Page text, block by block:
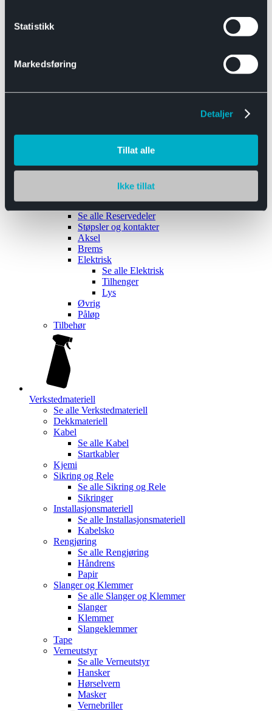
Statistikk
Markedsføring
Detaljer
Tillat alle
Ikke tillat
Båthengere
Reservedeler
Se alle Reservedeler
Støpsler og kontakter
Aksel
Brems
Elektrisk
Se alle Elektrisk
Tilhenger
Lys
Øvrig
Påløp
Tilbehør
Verkstedmateriell
Se alle Verkstedmateriell
Dekkmateriell
Kabel
Se alle Kabel
Startkabler
Kjemi
Sikring og Rele
Se alle Sikring og Rele
Sikringer
Installasjonsmateriell
Se alle Installasjonsmateriell
Kabelsko
Rengjøring
Se alle Rengjøring
Håndrens
Papir
Slanger og Klemmer
Se alle Slanger og Klemmer
Slanger
Klemmer
Slangeklemmer
Tape
Verneutstyr
Se alle Verneutstyr
Hansker
Hørselvern
Masker
Vernebriller